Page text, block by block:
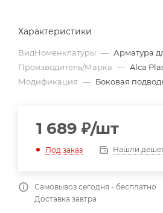
Характеристики
ВидНоменклатуры — Арматура
Производитель/Марка — Alca
Модификация — Боковая
1 689 ₽/шт
Под заказ Нашли
Самовывоз сегодня - бесплатно
Доставка завтра